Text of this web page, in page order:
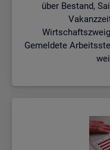
über Bestand,
Gemeldete